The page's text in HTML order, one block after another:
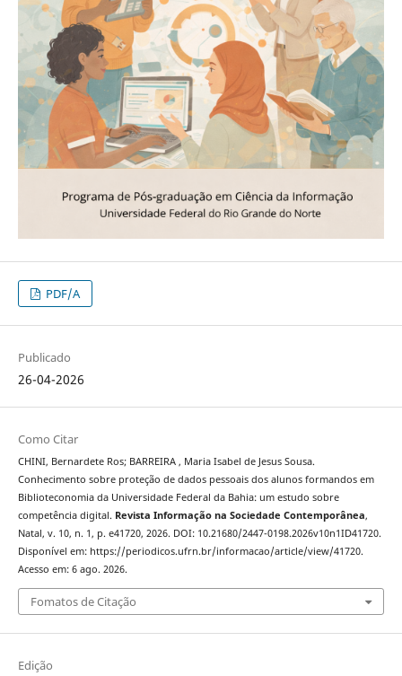
PDF/A
Publicado
26-04-2026
Como Citar
CHINI, Bernardete Ros; BARREIRA , Maria Isabel de Jesus Sousa.
Conhecimento sobre proteção de dados pessoais dos alunos formandos em
Biblioteconomia da Universidade Federal da Bahia: um estudo sobre
competência digital. Revista Informação na Sociedade Contemporânea,
Natal, v. 10, n. 1, p. e41720, 2026. DOI: 10.21680/2447-0198.2026v10n1ID41720.
Disponível em: https://periodicos.ufrn.br/informacao/article/view/41720.
Acesso em: 6 ago. 2026.
Fomatos de Citação
Edição